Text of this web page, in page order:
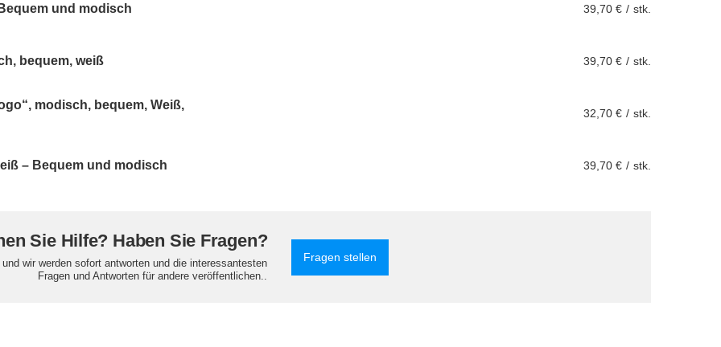
und modisch 39,70 € / stk.
bequem, weiß 39,70 € / stk.
modisch, bequem, Weiß,
32,70 € / stk.
– Bequem und modisch 39,70 € / stk.
Sie Hilfe? Haben Sie Fragen?
wir werden sofort antworten und die interessantesten
Fragen und Antworten für andere veröffentlichen..
Fragen stellen